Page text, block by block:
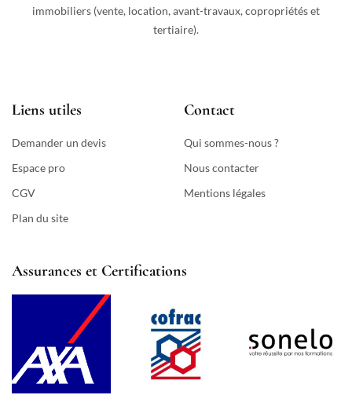
immobiliers (vente, location, avant-travaux, copropriétés et
tertiaire).
Liens utiles
Demander un devis
Espace pro
CGV
Plan du site
Contact
Qui sommes-nous ?
Nous contacter
Mentions légales
Assurances et Certifications